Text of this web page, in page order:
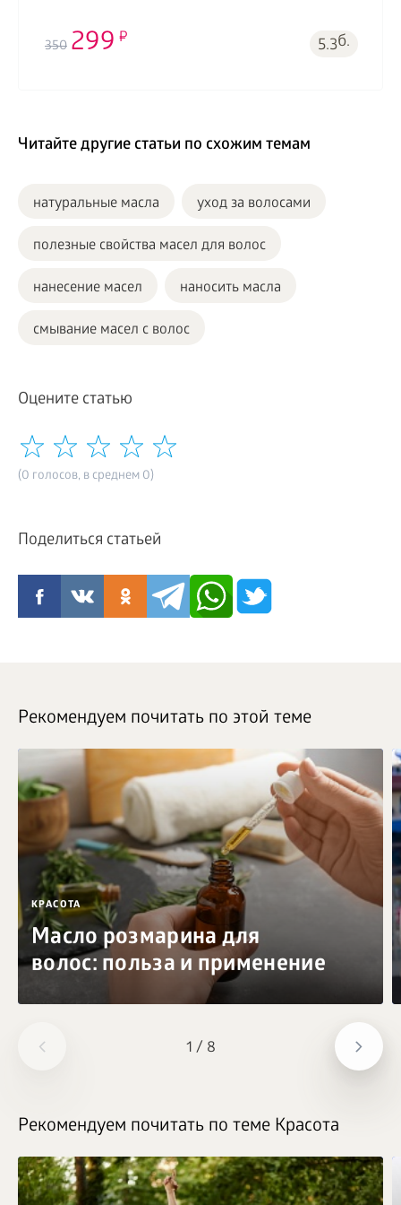
350 299 5.3б.
Читайте другие статьи по схожим темам
натуральные масла уход за волосами
полезные свойства масел для волос
нанесение масел наносить масла
смывание масел с волос
Оцените статью
(0 голосов, в среднем 0)
Поделиться статьей
1 / 8
Рекомендуем почитать по этой теме
КРАСОТА
Масло розмарина для
волос: польза и применение
Рекомендуем почитать по теме Красота